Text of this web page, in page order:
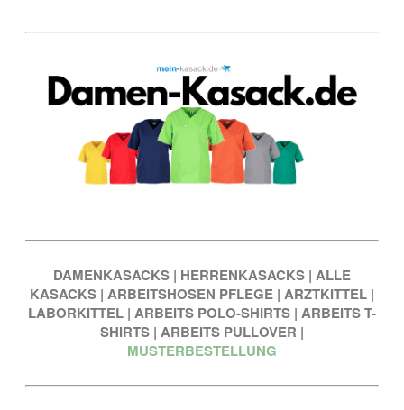
DAMENKASACKS | HERRENKASACKS | ALLE
KASACKS | ARBEITSHOSEN PFLEGE | ARZTKITTEL |
LABORKITTEL | ARBEITS POLO-SHIRTS | ARBEITS T-
SHIRTS | ARBEITS PULLOVER |
MUSTERBESTELLUNG